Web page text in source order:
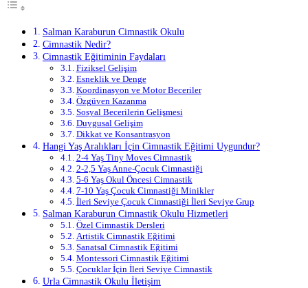
Salman Karaburun Cimnastik Okulu
Cimnastik Nedir?
Cimnastik Eğitiminin Faydaları
Fiziksel Gelişim
Esneklik ve Denge
Koordinasyon ve Motor Beceriler
Özgüven Kazanma
Sosyal Becerilerin Gelişmesi
Duygusal Gelişim
Dikkat ve Konsantrasyon
Hangi Yaş Aralıkları İçin Cimnastik Eğitimi Uygundur?
2-4 Yaş Tiny Moves Cimnastik
2-2,5 Yaş Anne-Çocuk Cimnastiği
5-6 Yaş Okul Öncesi Cimnastik
7-10 Yaş Çocuk Cimnastiği Minikler
İleri Seviye Çocuk Cimnastiği İleri Seviye Grup
Salman Karaburun Cimnastik Okulu Hizmetleri
Özel Cimnastik Dersleri
Artistik Cimnastik Eğitimi
Sanatsal Cimnastik Eğitimi
Montessori Cimnastik Eğitimi
Çocuklar İçin İleri Seviye Cimnastik
Urla Cimnastik Okulu İletişim